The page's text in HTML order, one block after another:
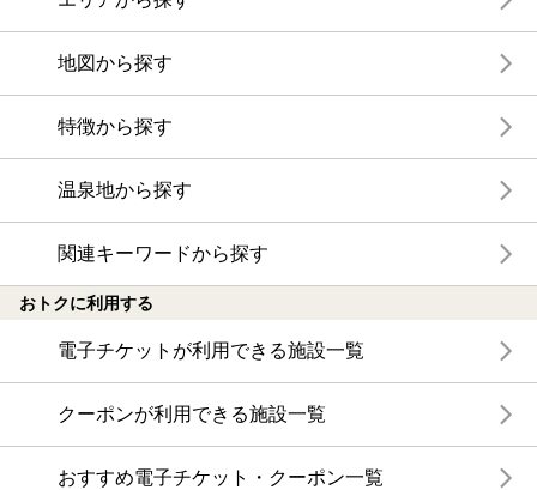
地図から探す
特徴から探す
温泉地から探す
関連キーワードから探す
おトクに利用する
電子チケットが利用できる施設一覧
クーポンが利用できる施設一覧
おすすめ電子チケット・クーポン一覧